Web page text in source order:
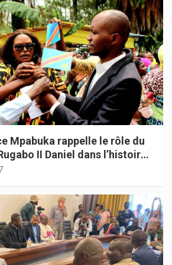
Mpabuka rappelle le rôle du
II Daniel dans l’histoire
du Congo